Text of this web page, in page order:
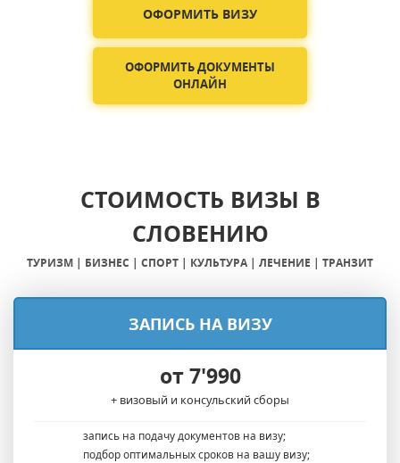
ОФОРМИТЬ ВИЗУ
ОФОРМИТЬ ДОКУМЕНТЫ
ОНЛАЙН
СТОИМОСТЬ ВИЗЫ В
СЛОВЕНИЮ
ТУРИЗМ | БИЗНЕС | СПОРТ | КУЛЬТУРА | ЛЕЧЕНИЕ | ТРАНЗИТ
ЗАПИСЬ НА ВИЗУ
от 7'990
+ визовый и консульский сборы
запись на подачу документов на визу;
подбор оптимальных сроков на вашу визу;